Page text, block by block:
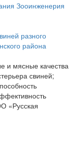
Зооинженерия
разного
района
и мясные качества
свиней;
«Русская